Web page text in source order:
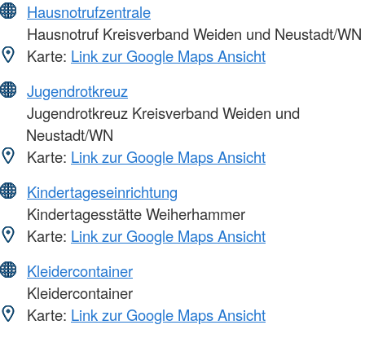
Hausnotrufzentrale
Hausnotruf Kreisverband Weiden und Neustadt/WN
Karte: Link zur Google Maps Ansicht
Jugendrotkreuz
Jugendrotkreuz Kreisverband Weiden und
Neustadt/WN
Karte: Link zur Google Maps Ansicht
Kindertageseinrichtung
Kindertagesstätte Weiherhammer
Karte: Link zur Google Maps Ansicht
Kleidercontainer
Kleidercontainer
Karte: Link zur Google Maps Ansicht